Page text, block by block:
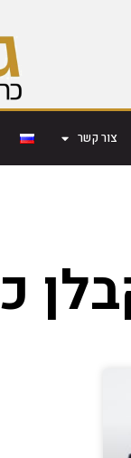
צור קשר